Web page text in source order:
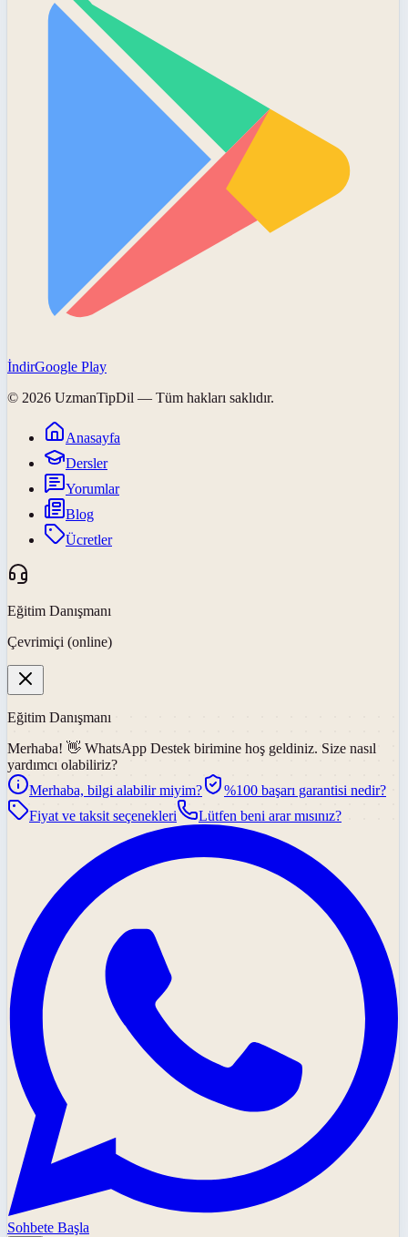
İndirGoogle Play
© 2026 UzmanTipDil — Tüm hakları saklıdır.
Anasayfa
Dersler
Yorumlar
Blog
Ücretler
Eğitim Danışmanı
Çevrimiçi (online)
Eğitim Danışmanı
Merhaba! 👋 WhatsApp Destek birimine hoş geldiniz. Size nasıl
yardımcı olabiliriz?
Merhaba, bilgi alabilir miyim?
%100 başarı garantisi nedir?
Fiyat ve taksit seçenekleri
Lütfen beni arar mısınız?
Sohbete Başla